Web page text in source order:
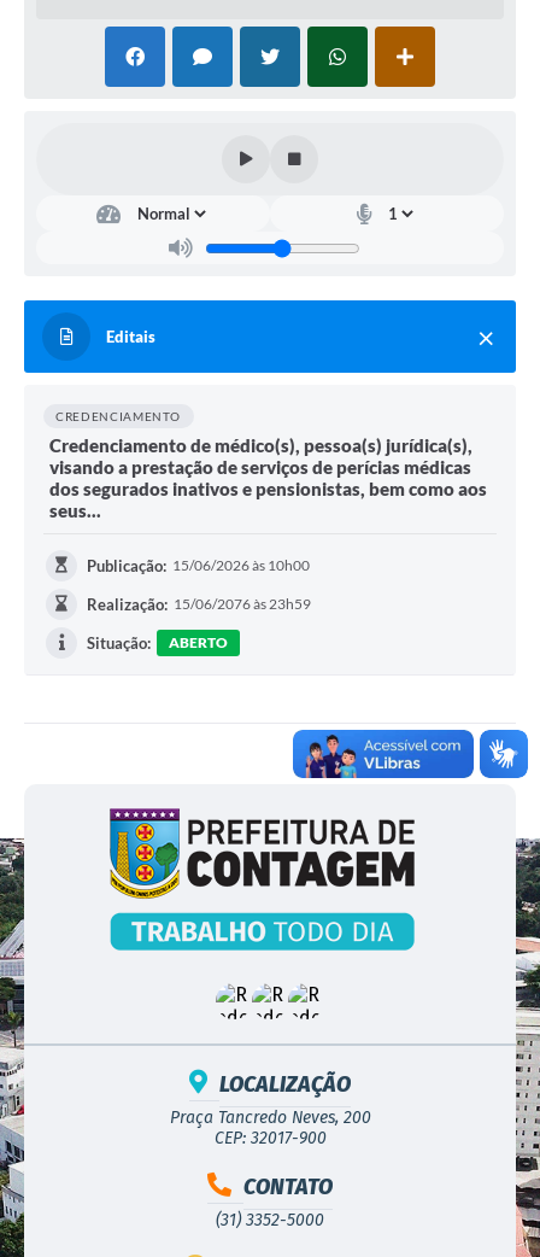
Editais
CREDENCIAMENTO
Credenciamento de médico(s), pessoa(s) jurídica(s),
visando a prestação de serviços de perícias médicas
dos segurados inativos e pensionistas, bem como aos
seus...
Publicação: 15/06/2026 às 10h00
Realização: 15/06/2076 às 23h59
Situação: ABERTO
LOCALIZAÇÃO
Praça Tancredo Neves, 200
CEP: 32017-900
CONTATO
(31) 3352-5000